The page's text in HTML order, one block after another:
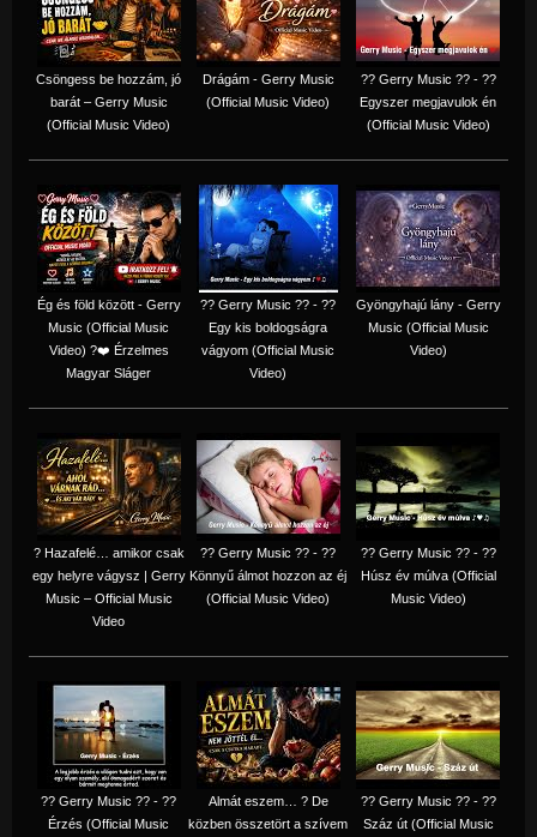
Csöngess be hozzám, jó
barát – Gerry Music
(Official Music Video)
Drágám - Gerry Music
(Official Music Video)
?? Gerry Music ?? - ??
Egyszer megjavulok én
(Official Music Video)
Ég és föld között - Gerry
Music (Official Music
Video) ?❤️ Érzelmes
Magyar Sláger
?? Gerry Music ?? - ??
Egy kis boldogságra
vágyom (Official Music
Video)
Gyöngyhajú lány - Gerry
Music (Official Music
Video)
? Hazafelé… amikor csak
egy helyre vágysz | Gerry
Music – Official Music
Video
?? Gerry Music ?? - ??
Könnyű álmot hozzon az éj
(Official Music Video)
?? Gerry Music ?? - ??
Húsz év múlva (Official
Music Video)
?? Gerry Music ?? - ??
Érzés (Official Music
Almát eszem… ? De
közben összetört a szívem
?? Gerry Music ?? - ??
Száz út (Official Music